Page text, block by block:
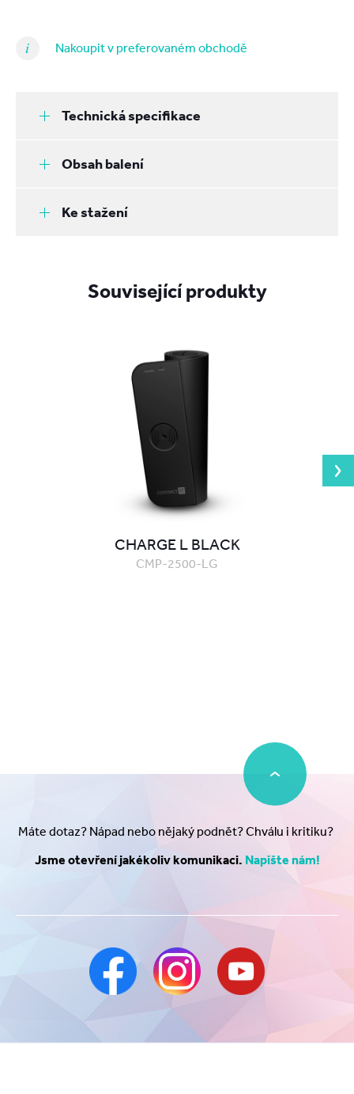
Nakoupit v preferovaném obchodě
Technická specifikace
Obsah balení
Ke stažení
Související produkty
CHARGE L BLACK
CMP-2500-LG
Máte dotaz? Nápad nebo nějaký podnět? Chválu i kritiku?
Jsme otevření jakékoliv komunikaci. Napište nám!